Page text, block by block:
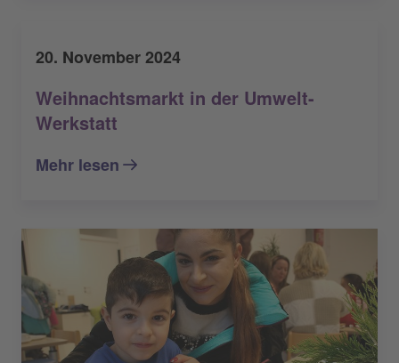
20. November 2024
Weihnachtsmarkt in der Umwelt-
Werkstatt
Mehr lesen